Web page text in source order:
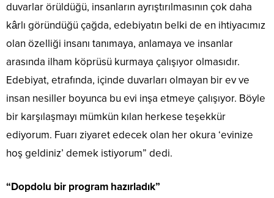
duvarlar örüldüğü, insanların ayrıştırılmasının çok daha
kârlı göründüğü çağda, edebiyatın belki de en ihtiyacımız
olan özelliği insanı tanımaya, anlamaya ve insanlar
arasında ilham köprüsü kurmaya çalışıyor olmasıdır.
Edebiyat, etrafında, içinde duvarları olmayan bir ev ve
insan nesiller boyunca bu evi inşa etmeye çalışıyor. Böyle
bir karşılaşmayı mümkün kılan herkese teşekkür
ediyorum. Fuarı ziyaret edecek olan her okura ‘evinize
hoş geldiniz’ demek istiyorum” dedi.
“Dopdolu bir program hazırladık”